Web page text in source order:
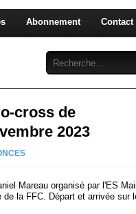
Abonnement Contact
cross de
2023
Mareau organisé par l'ES
la FFC. Départ et arrivée sur